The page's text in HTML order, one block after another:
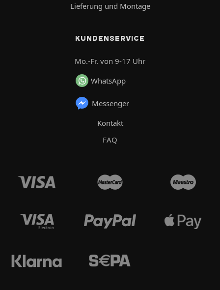
Lieferung und Montage
KUNDENSERVICE
Mo.-Fr. von 9-17 Uhr
WhatsApp
Messenger
Kontakt
FAQ